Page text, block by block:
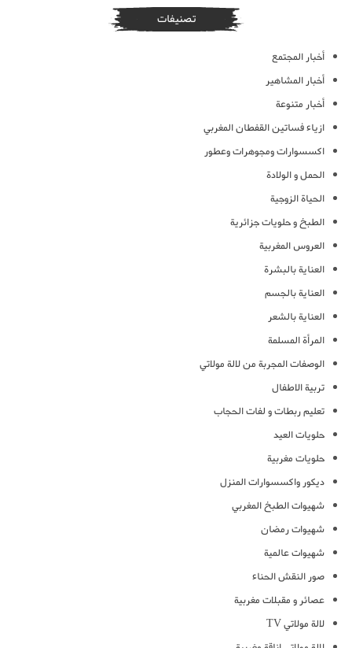
تصنيفات
أخبار المجتمع
أخبار المشاهير
أخبار متنوعة
ازياء فساتين القفطان المغربي
اكسسوارات ومجوهرات وعطور
الحمل و الولادة
الحياة الزوجية
الطبخ و حلويات جزائرية
العروس المغربية
العناية بالبشرة
العناية بالجسم
العناية بالشعر
المرأة المسلمة
الوصفات المجربة من لالة مولاتي
تربية الاطفال
تعليم ربطات و لفات الحجاب
حلويات العيد
حلويات مغربية
ديكور واكسسوارات المنزل
شهيوات الطبخ المغربي
شهيوات رمضان
شهيوات عالمية
صور النقش الحناء
عصائر و مقبلات مغربية
لالة مولاتي TV